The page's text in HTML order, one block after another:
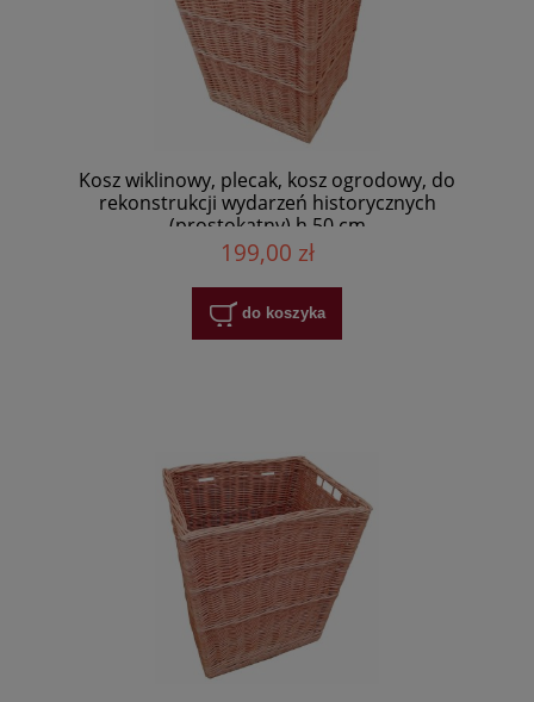
Kosz wiklinowy, plecak, kosz ogrodowy, do
rekonstrukcji wydarzeń historycznych
(prostokątny) h 50 cm
199,00 zł
do koszyka